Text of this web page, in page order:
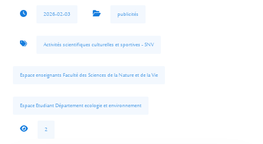
2026-02-03 publicités
Activités scientifiques culturelles et sportives - SNV
Espace enseignants Faculté des Sciences de la Nature et de la Vie
Espace Etudiant Département ecologie et environnement
2